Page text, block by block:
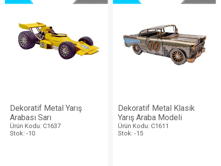
Dekoratif Metal Yarış
Arabası Sarı
Ürün Kodu: C1637
Stok: -10
Dekoratif Metal Klasik
Yarış Araba Modeli
Ürün Kodu: C1611
Stok: -15